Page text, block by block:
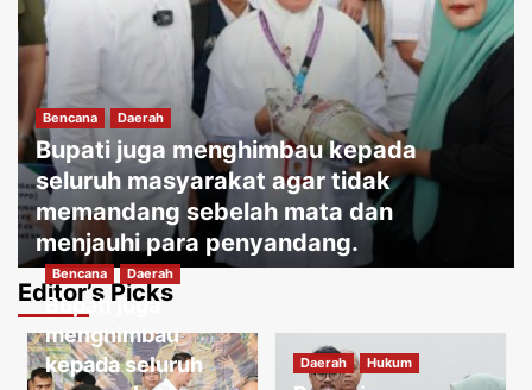
Bencana Daerah
Bupati juga menghimbau kepada
seluruh masyarakat agar tidak
memandang sebelah mata dan
menjauhi para penyandang.
Jakartakoma Agustus 8, 2026
Editor’s Picks
Bencana Daerah
Bupati juga
menghimbau
kepada seluruh
Daerah Hukum
3
Daerah
Warga menguatirkan jika kabel jatuh
ketanah, membahayakan penduduk
sekitar.